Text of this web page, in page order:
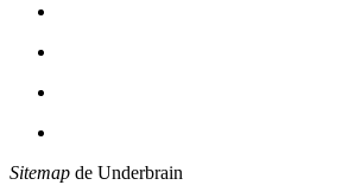
Sitemap de Underbrain